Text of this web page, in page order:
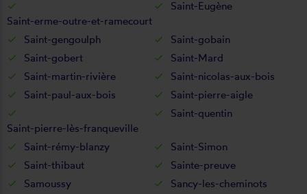
Saint-erme-outre-et-ramecourt
Saint-Eugène
Saint-gengoulph
Saint-gobain
Saint-gobert
Saint-Mard
Saint-martin-rivière
Saint-nicolas-aux-bois
Saint-paul-aux-bois
Saint-pierre-aigle
Saint-pierre-lès-franqueville
Saint-quentin
Saint-rémy-blanzy
Saint-Simon
Saint-thibaut
Sainte-preuve
Samoussy
Sancy-les-cheminots